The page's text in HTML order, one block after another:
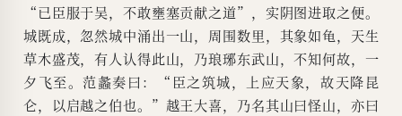
“已臣服于吴，不敢壅塞贡献之道”，实阴图进取之便。
城既成，忽然城中涌出一山，周围数里，其象如龟，天生
草木盛茂，有人认得此山，乃琅琊东武山，不知何故，一
夕飞至。范蠡奏曰：“臣之筑城，上应天象，故天降昆
仑，以启越之伯也。”越王大喜，乃名其山曰怪山，亦曰